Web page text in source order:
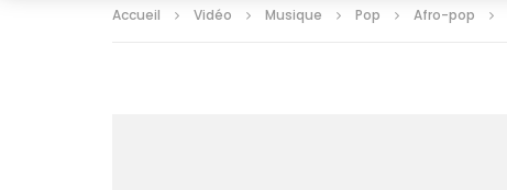
Accueil Vidéo Musique Pop Afro-pop